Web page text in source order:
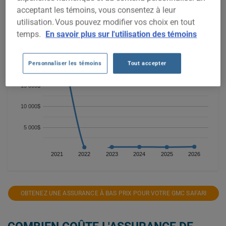
2021 2022 2023 2024 2025 2026
5 000$
10 000$
15 000$
20 000$
30 000$
OBTENEZ UNE ASSURANCE À BAS PRIX POUR VOTRE GMC SAFARI
acceptant les témoins, vous consentez à leur
utilisation. Vous pouvez modifier vos choix en tout
temps. En savoir plus sur l'utilisation des témoins
Personnaliser les témoins Tout accepter